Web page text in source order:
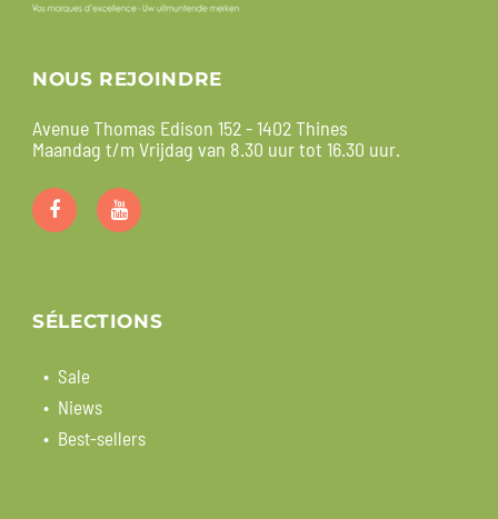
NOUS REJOINDRE
Avenue Thomas Edison 152 - 1402 Thines
Maandag t/m Vrijdag van 8.30 uur tot 16.30 uur.
SÉLECTIONS
Sale
Niews
Best-sellers